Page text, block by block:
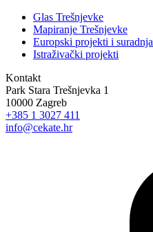
Glas Trešnjevke
Mapiranje Trešnjevke
Europski projekti i suradnja
Istraživački projekti
Kontakt
Park Stara Trešnjevka 1
10000 Zagreb
+385 1 3027 411
info@cekate.hr